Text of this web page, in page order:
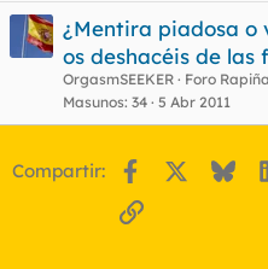
¿Mentira piadosa o
os deshacéis de las
OrgasmSEEKER
Foro
Masunos 34 5 Abr 2011
Compartir: Facebook
Enlace